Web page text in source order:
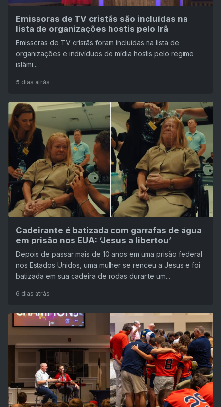
Emissoras de TV cristãs são incluídas na
lista de organizações hostis pelo Irã
Emissoras de TV cristãs foram incluídas na lista de
organizações e indivíduos de mídia hostis pelo regime
islâmi...
5 dias atrás
Cadeirante é batizada com garrafas de água
em prisão nos EUA: ‘Jesus a libertou’
Depois de passar mais de 10 anos em uma prisão federal
nos Estados Unidos, uma mulher se rendeu a Jesus e foi
batizada em sua cadeira de rodas durante um...
6 dias atrás